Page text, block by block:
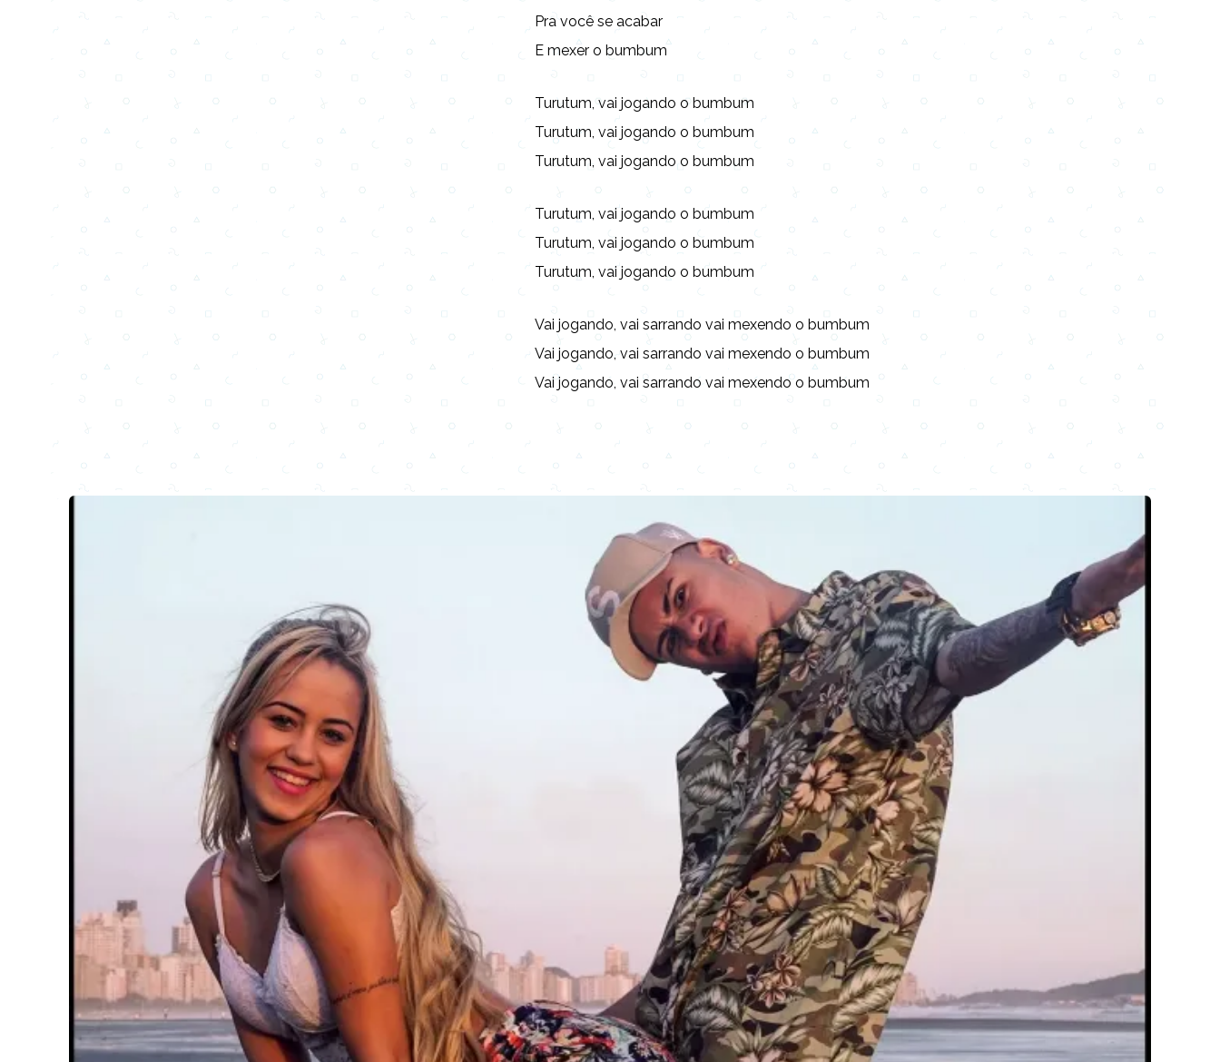
Pra você se acabar
E mexer o bumbum
Turutum, vai jogando o bumbum
Turutum, vai jogando o bumbum
Turutum, vai jogando o bumbum
Turutum, vai jogando o bumbum
Turutum, vai jogando o bumbum
Turutum, vai jogando o bumbum
Vai jogando, vai sarrando vai mexendo o bumbum
Vai jogando, vai sarrando vai mexendo o bumbum
Vai jogando, vai sarrando vai mexendo o bumbum
Share WhatsApp